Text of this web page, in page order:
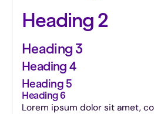
Heading 2
Heading 3
Heading 4
Heading 5
Heading 6
Lorem ipsum dolor sit amet,